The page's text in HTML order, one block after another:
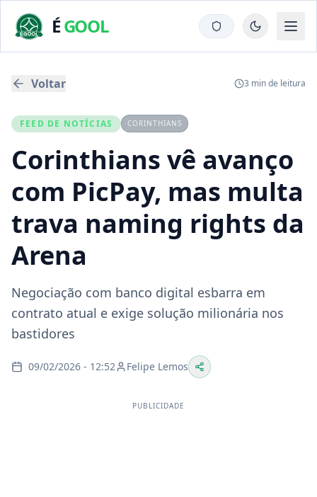
ÉGOOL
Voltar 3 min de leitura
FEED DE NOTÍCIAS CORINTHIANS
Corinthians vê avanço
com PicPay, mas multa
trava naming rights da
Arena
Negociação com banco digital esbarra em
contrato atual e exige solução milionária nos
bastidores
09/02/2026 - 12:52 Felipe Lemos
PUBLICIDADE